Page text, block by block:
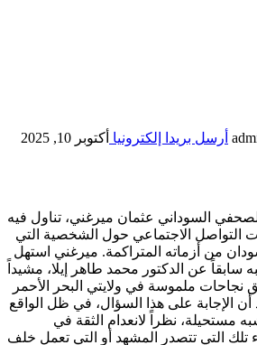
أرسل بريدا إلكترونيا أكتوبر 10, 2025
السوداني عثمان ميرغني، تناول فيه
التواصل الاجتماعي حول الشخصية التي
من أزماته المتراكمة. ميرغني استهل
سابقاً عن الدكتور محمد طاهر إيلا، مشيداً
نجاحات ملموسة في ولايتي البحر الأحمر
أن الإجابة على هذا السؤال، في ظل الواقع
مستحيلة، نظراً لانعدام الثقة في
تلك التي تتصدر المشهد أو التي تعمل خلف